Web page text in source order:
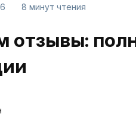
8 минут чтения
отзывы: